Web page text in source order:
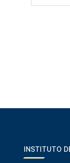
INSTITUTO